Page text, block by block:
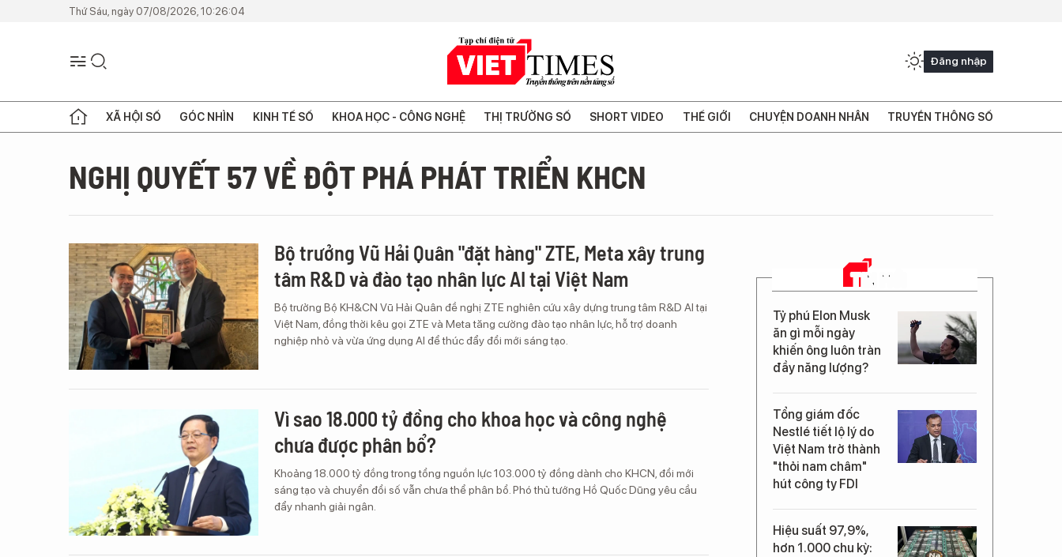
Thứ Sáu, ngày 07/08/2026, 10:26:04
Đăng nhập
XÃ HỘI SỐ GÓC NHÌN KINH TẾ SỐ KHOA HỌC - CÔNG NGHỆ THỊ TRƯỜNG SỐ SHORT VIDEO THẾ GIỚI CHUYỆN DOANH NHÂN TRUYỀN THÔNG SỐ
NGHỊ QUYẾT 57 VỀ ĐỘT PHÁ PHÁT TRIỂN KHCN
Bộ trưởng Vũ Hải Quân "đặt hàng" ZTE, Meta xây trung
tâm R&D và đào tạo nhân lực AI tại Việt Nam
Bộ trưởng Bộ KH&CN Vũ Hải Quân đề nghị ZTE nghiên cứu xây dựng trung tâm R&D AI tại
Việt Nam, đồng thời kêu gọi ZTE và Meta tăng cường đào tạo nhân lực, hỗ trợ doanh
nghiệp nhỏ và vừa ứng dụng AI để thúc đẩy đổi mới sáng tạo.
Vì sao 18.000 tỷ đồng cho khoa học và công nghệ
chưa được phân bổ?
Khoảng 18.000 tỷ đồng trong tổng nguồn lực 103.000 tỷ đồng dành cho KHCN, đổi mới
sáng tạo và chuyển đổi số vẫn chưa thể phân bổ. Phó thủ tướng Hồ Quốc Dũng yêu cầu
đẩy nhanh giải ngân.
TIN MỚI
Tỷ phú Elon Musk
ăn gì mỗi ngày
khiến ông luôn tràn
đầy năng lượng?
Tổng giám đốc
Nestlé tiết lộ lý do
Việt Nam trở thành
"thỏi nam châm"
hút công ty FDI
Hiệu suất 97,9%,
hơn 1.000 chu kỳ: